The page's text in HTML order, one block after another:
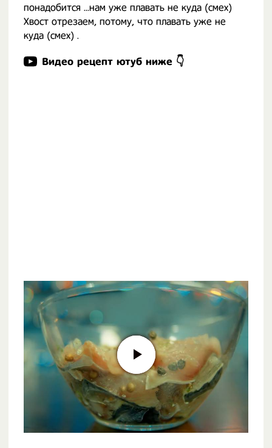
понадобится ...нам уже плавать не куда (смех)
Хвост отрезаем, потому, что плавать уже не
куда (смех) .
Видео рецепт ютуб ниже 👇